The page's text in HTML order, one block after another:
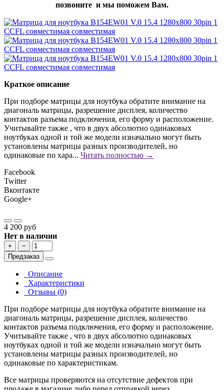
позвоните и мы поможем Вам.
Краткое описание
При подборе матрицы для ноутбука обратите внимание на
диагональ матрицы, разрешение дисплея, количество
контактов разъема подключения, его форму и расположение.
Учитывайте также , что в двух абсолютно одинаковых
ноутбуках одной и той же модели изначально могут быть
установлены матрицы разных производителей, но
одинаковые по хара... Читать полностью →
Facebook
Twitter
Вконтакте
Google+
4 200 руб
Нет в наличии
+
−
Предзаказ
Описание
Характеристики
Отзывы (0)
При подборе матрицы для ноутбука обратите внимание на
диагональ матрицы, разрешение дисплея, количество
контактов разъема подключения, его форму и расположение.
Учитывайте также , что в двух абсолютно одинаковых
ноутбуках одной и той же модели изначально могут быть
установлены матрицы разных производителей, но
одинаковые по характеристикам.
Все матрицы проверяются на отсутствие дефектов при